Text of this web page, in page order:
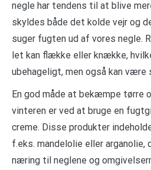
negle har tendens til at blive
skyldes både det kolde vejr og
suger fugten ud af vores negle.
let kan flække eller knække,
ubehageligt, men også kan
En god måde at bekæmpe tørre
vinteren er ved at bruge en
creme. Disse produkter
f.eks. mandelolie eller
næring til neglene og